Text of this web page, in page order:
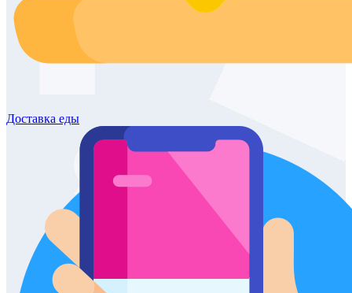
Доставка еды